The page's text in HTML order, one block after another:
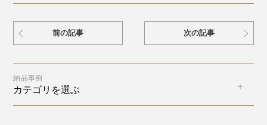
前の記事 次の記事
納品事例
カテゴリを選ぶ